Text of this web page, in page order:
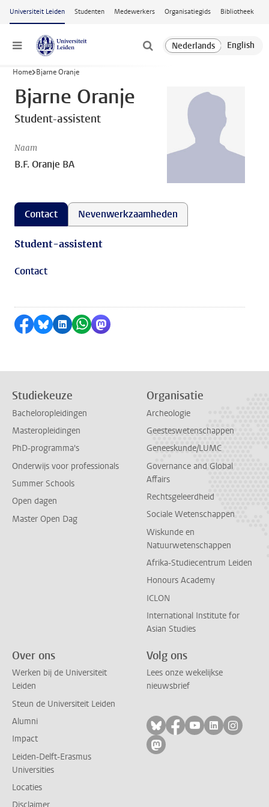
Ga naar hoofdinhoud
Universiteit Leiden Studenten Medewerkers Organisatiegids Bibliotheek
Menu
Home Bjarne Oranje
Bjarne Oranje
Student-assistent
Naam
B.F. Oranje BA
Contact Nevenwerkzaamheden
Student-assistent
Contact
Delen op Facebook
Delen via Bluesky
Delen op LinkedIn
Delen via WhatsApp
Delen via Mastodon
Studiekeuze
Bacheloropleidingen
Masteropleidingen
PhD-programma's
Onderwijs voor professionals
Summer Schools
Open dagen
Master Open Dag
Organisatie
Archeologie
Geesteswetenschappen
Geneeskunde/LUMC
Governance and Global
Affairs
Rechtsgeleerdheid
Sociale Wetenschappen
Wiskunde en
Natuurwetenschappen
Afrika-Studiecentrum Leiden
Honours Academy
ICLON
International Institute for
Asian Studies
Over ons
Werken bij de Universiteit
Leiden
Steun de Universiteit Leiden
Alumni
Impact
Leiden-Delft-Erasmus
Universities
Locaties
Volg ons
Lees onze wekelijkse
nieuwsbrief
Volg ons op bluesky
Volg ons op
Volg ons op
Volg ons
Volg
Volg ons op mastodon